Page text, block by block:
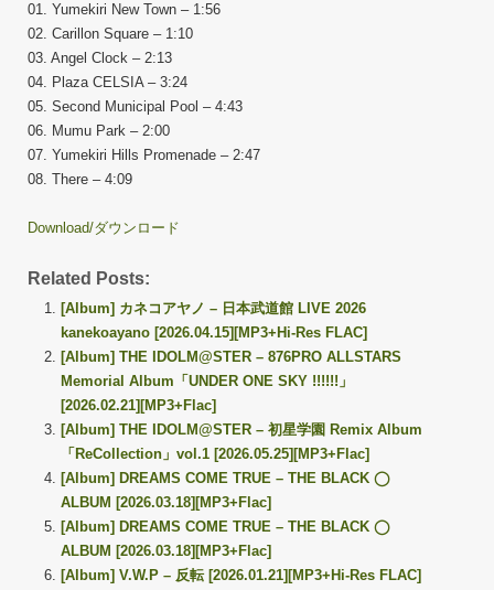
01. Yumekiri New Town – 1:56
02. Carillon Square – 1:10
03. Angel Clock – 2:13
04. Plaza CELSIA – 3:24
05. Second Municipal Pool – 4:43
06. Mumu Park – 2:00
07. Yumekiri Hills Promenade – 2:47
08. There – 4:09
Download/ダウンロード
Related Posts:
[Album] カネコアヤノ – 日本武道館 LIVE 2026
kanekoayano [2026.04.15][MP3+Hi-Res FLAC]
[Album] THE IDOLM@STER – 876PRO ALLSTARS
Memorial Album「UNDER ONE SKY !!!!!!」
[2026.02.21][MP3+Flac]
[Album] THE IDOLM@STER – 初星学園 Remix Album
「ReCollection」vol.1 [2026.05.25][MP3+Flac]
[Album] DREAMS COME TRUE – THE BLACK ◯
ALBUM [2026.03.18][MP3+Flac]
[Album] DREAMS COME TRUE – THE BLACK ◯
ALBUM [2026.03.18][MP3+Flac]
[Album] V.W.P – 反転 [2026.01.21][MP3+Hi-Res FLAC]